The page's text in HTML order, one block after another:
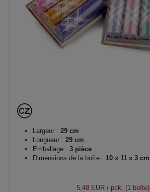
Largeur : 29 cm
Longueur : 29 cm
Emballage : 3 pièce
Dimensions de la boîte : 10 x 11 x 3 cm
5,48 EUR/ pck. (1 boîte)